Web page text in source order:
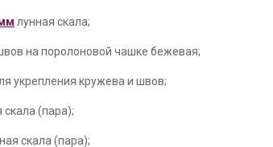
лунная скала;
на поролоновой чашке бежевая;
укрепления кружева и швов;
скала (пара);
скала (пара);